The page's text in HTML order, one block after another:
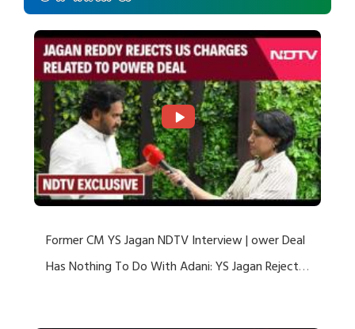
Former CM YS Jagan NDTV Interview | ower Deal
Has Nothing To Do With Adani: YS Jagan Rejects